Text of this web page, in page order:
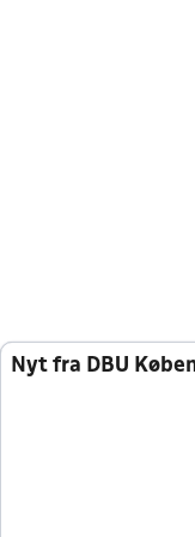
Nyt fra DBU